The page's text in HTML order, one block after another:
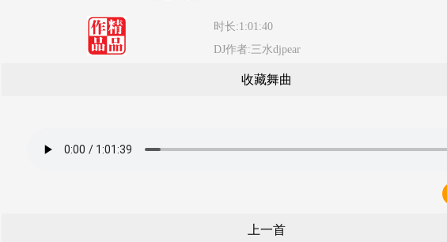
时长:1:01:40
DJ作者:三水djpear
收藏舞曲
上一首